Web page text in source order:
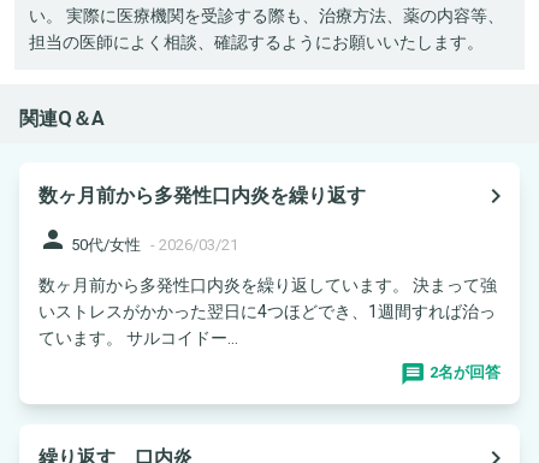
い。 実際に医療機関を受診する際も、治療方法、薬の内容等、
担当の医師によく相談、確認するようにお願いいたします。
関連Q＆A
数ヶ月前から多発性口内炎を繰り返す
navigate_next
person 50代/女性 - 2026/03/21
数ヶ月前から多発性口内炎を繰り返しています。 決まって強
いストレスがかかった翌日に4つほどでき、1週間すれば治っ
ています。 サルコイドー...
2名が回答
繰り返す 口内炎